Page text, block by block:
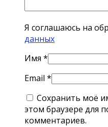
Я соглашаюсь на
данных
Имя *
Email *
Сохранить моё
этом браузере для
комментариев.